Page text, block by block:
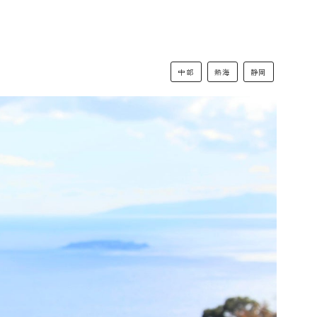
中部 熱海 静岡